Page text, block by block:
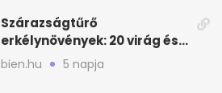
Szárazságtűrő
erkélynövények: 20 virág és
cserje a forró nyárra
bien.hu 5 napja